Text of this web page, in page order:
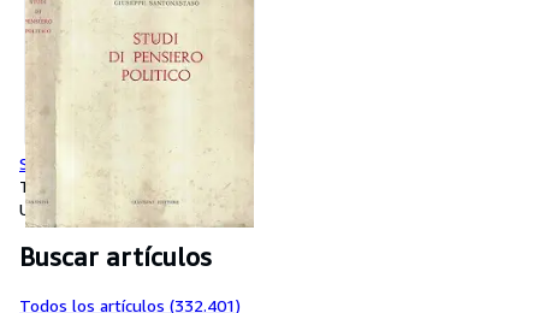
Studi di pensiero politico
Tapa blanda
Usado
Buscar artículos
Todos los artículos (332.401)